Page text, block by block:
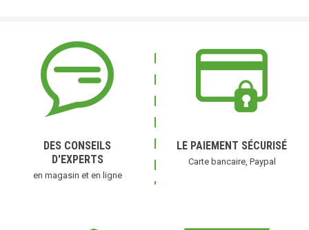
DES CONSEILS
D'EXPERTS
en magasin et en ligne
LE PAIEMENT SÉCURISÉ
Carte bancaire, Paypal